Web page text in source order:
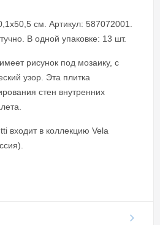
см. Артикул: 587072001.
В одной упаковке: 13 шт.
рисунок под мозаику, с
узор. Эта плитка
стен внутренних
входит в коллекцию Vela